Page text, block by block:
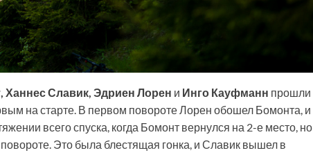
Ханнес Славик, Эдриен Лорен и Инго Кауфманн прошли
на старте. В первом повороте Лорен обошел Бомонта, и
всего спуска, когда Бомонт вернулся на 2-е место, но
Это была блестящая гонка, и Славик вышел в